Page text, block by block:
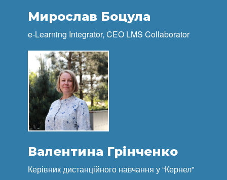
Мирослав Боцула
e-Learning Integrator, CEO LMS Collaborator
Валентина Грінченко
Керівник дистанційного навчання у “Кернел”